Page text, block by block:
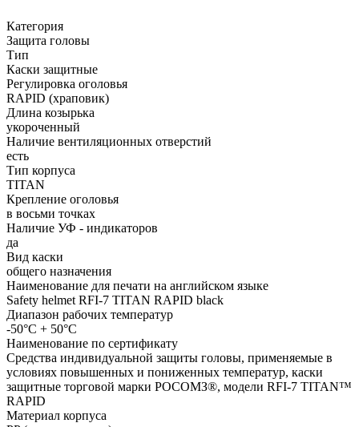
Категория
Защита головы
Тип
Каски защитные
Регулировка оголовья
RAPID (храповик)
Длина козырька
укороченный
Наличие вентиляционных отверстий
есть
Тип корпуса
TITAN
Крепление оголовья
в восьми точках
Наличие УФ - индикаторов
да
Вид каски
общего назначения
Наименование для печати на английском языке
Safety helmet RFI-7 TITAN RAPID black
Диапазон рабочих температур
-50°C + 50°C
Наименование по сертификату
Средства индивидуальной защиты головы, применяемые в
условиях повышенных и пониженных температур, каски
защитные торговой марки РОСОМЗ®, модели RFI-7 TITAN™
RAPID
Материал корпуса